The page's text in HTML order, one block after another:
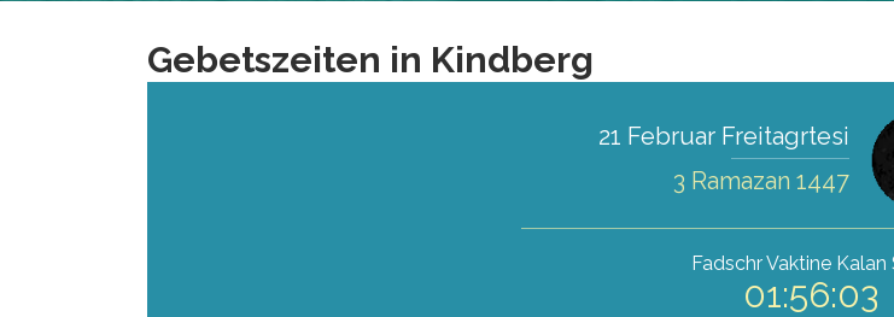
Gebetszeiten in Kindberg
21 Februar Freitagrtesi
3 Ramazan 1447
Fadschr Vaktine Kalan
01:56:00